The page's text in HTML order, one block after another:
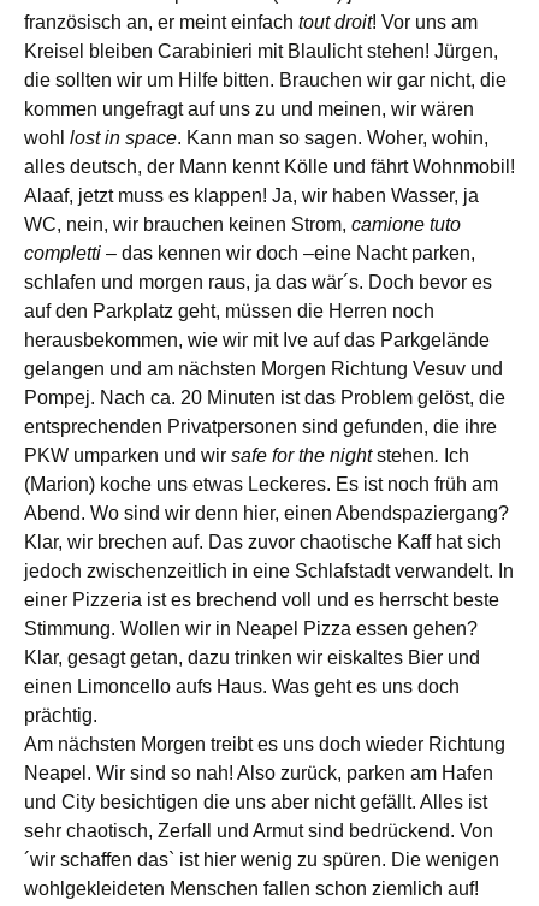
französisch an, er meint einfach tout droit! Vor uns am
Kreisel bleiben Carabinieri mit Blaulicht stehen! Jürgen,
die sollten wir um Hilfe bitten. Brauchen wir gar nicht, die
kommen ungefragt auf uns zu und meinen, wir wären
wohl lost in space. Kann man so sagen. Woher, wohin,
alles deutsch, der Mann kennt Kölle und fährt Wohnmobil!
Alaaf, jetzt muss es klappen! Ja, wir haben Wasser, ja
WC, nein, wir brauchen keinen Strom, camione tuto
completti – das kennen wir doch –eine Nacht parken,
schlafen und morgen raus, ja das wär´s. Doch bevor es
auf den Parkplatz geht, müssen die Herren noch
herausbekommen, wie wir mit Ive auf das Parkgelände
gelangen und am nächsten Morgen Richtung Vesuv und
Pompej. Nach ca. 20 Minuten ist das Problem gelöst, die
entsprechenden Privatpersonen sind gefunden, die ihre
PKW umparken und wir safe for the nightstehen. Ich
(Marion) koche uns etwas Leckeres. Es ist noch früh am
Abend. Wo sind wir denn hier, einen Abendspaziergang?
Klar, wir brechen auf. Das zuvor chaotische Kaff hat sich
jedoch zwischenzeitlich in eine Schlafstadt verwandelt. In
einer Pizzeria ist es brechend voll und es herrscht beste
Stimmung. Wollen wir in Neapel Pizza essen gehen?
Klar, gesagt getan, dazu trinken wir eiskaltes Bier und
einen Limoncello aufs Haus. Was geht es uns doch
prächtig.
Am nächsten Morgen treibt es uns doch wieder Richtung
Neapel. Wir sind so nah! Also zurück, parken am Hafen
und City besichtigen die uns aber nicht gefällt. Alles ist
sehr chaotisch, Zerfall und Armut sind bedrückend. Von
´wir schaffen das` ist hier wenig zu spüren. Die wenigen
wohlgekleideten Menschen fallen schon ziemlich auf!